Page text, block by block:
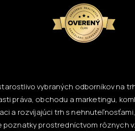
starostlivo vybraných odborníkov na
práva, obchodu a marketingu,
a rozvíjajúci trh s
poznatky prostredníctvom rôznych